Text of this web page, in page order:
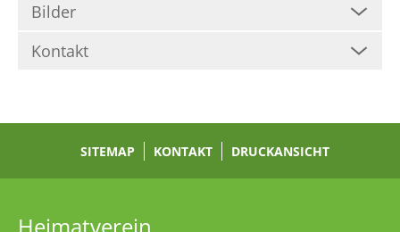
Bilder
Kontakt
Zur Hauptnavigation(Access key h)
Zur Unternavigation
(Access key u)
Startseite(Access key 1)
Impressum(Access key 8)
SITEMAP KONTAKT DRUCKANSICHT